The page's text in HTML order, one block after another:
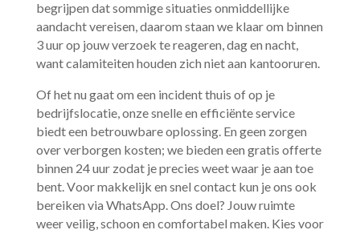
begrijpen dat sommige situaties onmiddellijke
aandacht vereisen, daarom staan we klaar om binnen
3 uur op jouw verzoek te reageren, dag en nacht,
want calamiteiten houden zich niet aan kantooruren.​
Of het nu gaat om een incident thuis of op je
bedrijfslocatie, onze snelle en efficiënte service
biedt een betrouwbare oplossing.​ En geen zorgen
over verborgen kosten; we bieden een gratis offerte
binnen 24 uur zodat je precies weet waar je aan toe
bent.​ Voor makkelijk en snel contact kun je ons ook
bereiken via WhatsApp.​ Ons doel? Jouw ruimte
weer veilig, schoon en comfortabel maken.​ Kies voor